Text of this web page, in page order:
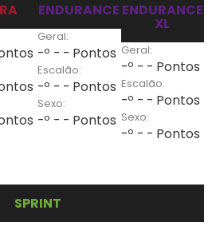
ENDURANCE
Geral:
-º - - Pontos
Escalão:
-º - - Pontos
Sexo:
-º - - Pontos
ENDURANCE
XL
Geral:
-º - - Pontos
Escalão:
-º - - Pontos
Sexo:
-º - - Pontos
SPRINT